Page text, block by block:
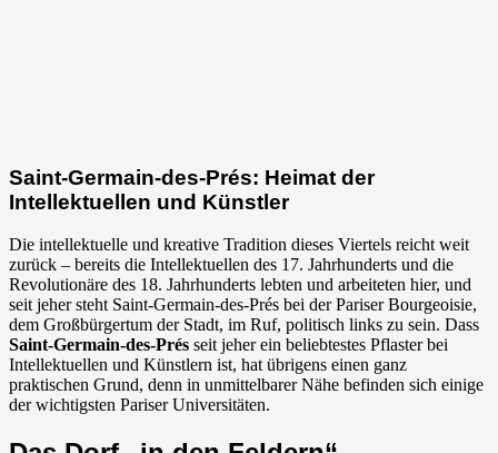
Saint-Germain-des-Prés: Heimat der
Intellektuellen und Künstler
Die intellektuelle und kreative Tradition dieses Viertels reicht weit
zurück – bereits die Intellektuellen des 17. Jahrhunderts und die
Revolutionäre des 18. Jahrhunderts lebten und arbeiteten hier, und
seit jeher steht Saint-Germain-des-Prés bei der Pariser Bourgeoisie,
dem Großbürgertum der Stadt, im Ruf, politisch links zu sein. Dass
Saint-Germain-des-Prés seit jeher ein beliebtestes Pflaster bei
Intellektuellen und Künstlern ist, hat übrigens einen ganz
praktischen Grund, denn in unmittelbarer Nähe befinden sich einige
der wichtigsten Pariser Universitäten.